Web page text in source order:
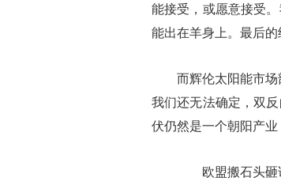
能接受，或愿意接受
能出在羊身上。最后的
而辉伦太阳能市场
我们还无法确定，双
伏仍然是一个朝阳产业
欧盟搬石头砸